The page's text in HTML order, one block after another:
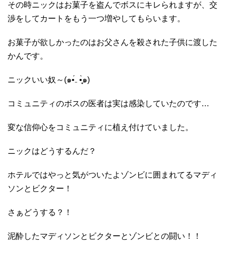
その時ニックはお菓子を盗んでボスにキレられますが、交
渉をしてカートをもう一つ増やしてもらいます。
お菓子が欲しかったのはお父さんを殺された子供に渡した
かんです。
ニックいい奴～(๑•́₋ •̩̥̀๑)
コミュニティのボスの医者は実は感染していたのです…
変な信仰心をコミュニティに植え付けていました。
ニックはどうするんだ？
ホテルではやっと気がついたよゾンビに囲まれてるマディ
ソンとビクター！
さぁどうする？！
泥酔したマディソンとビクターとゾンビとの闘い！！